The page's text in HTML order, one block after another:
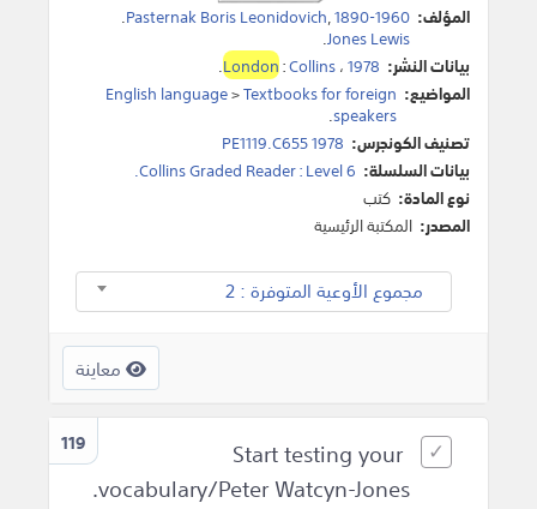
المؤلف: Pasternak Boris Leonidovich,1890-1960
.
Jones Lewis
.
بيانات النشر:
London:Collins،1978
.
المواضيع:
English language>Textbooks for foreign
speakers
.
تصنيف الكونجرس: PE1119.C655 1978
بيانات السلسلة: Collins Graded Reader : Level 6.
نوع المادة: كتب
المصدر: المكتبة الرئيسية
مجموع الأوعية المتوفرة : 2
معاينة
119
Start testing your
vocabulary/Peter Watcyn-Jones.